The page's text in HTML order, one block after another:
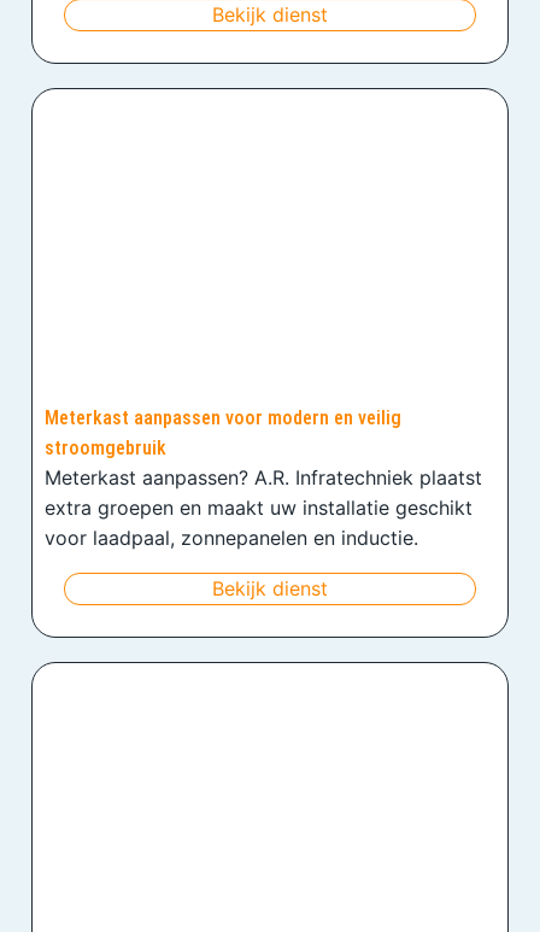
Bekijk dienst
Meterkast aanpassen voor modern en veilig
stroomgebruik
Meterkast aanpassen? A.R. Infratechniek plaatst
extra groepen en maakt uw installatie geschikt
voor laadpaal, zonnepanelen en inductie.
Bekijk dienst